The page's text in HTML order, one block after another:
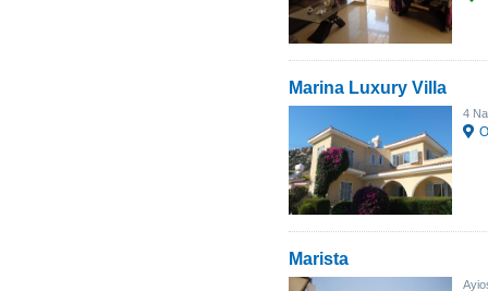
Marina Luxury Villa
4
Marista